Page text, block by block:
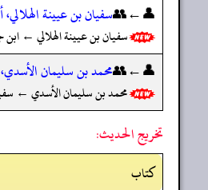
👤←👥سفيان بن عيينة الهلالي،
سفيان بن عيينة الهلالي ← ابن
👤←👥محمد بن سليمان
محمد بن سليمان الأسدي ←
تخريج الحديث:
کتاب